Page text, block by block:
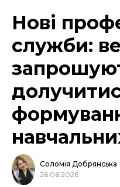
Нові
служби:
Соломія Добрянська
26.06.2026